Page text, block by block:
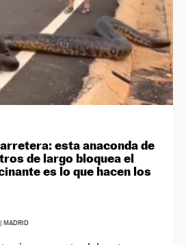
esta anaconda de
de largo bloquea el
es lo que hacen los
MADRID